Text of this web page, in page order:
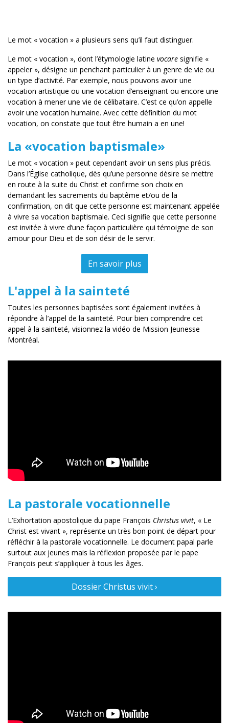
Le mot « vocation » a plusieurs sens qu’il faut distinguer.
Le mot « vocation », dont l’étymologie latine vocare signifie «
appeler », désigne un penchant particulier à un genre de vie ou
un type d’activité. Par exemple, nous pouvons avoir une
vocation artistique ou une vocation d’enseignant ou encore une
vocation à mener une vie de célibataire. C’est ce qu’on appelle
avoir une vocation humaine. Avec cette définition du mot
vocation, on constate que tout être humain a en une!
La «vocation baptismale»
Le mot « vocation » peut cependant avoir un sens plus précis.
Dans l’Église catholique, dès qu’une personne désire se mettre
en route à la suite du Christ et confirme son choix en
demandant les sacrements du baptême et/ou de la
confirmation, on dit que cette personne est maintenant appelée
à vivre sa vocation baptismale. Ceci signifie que cette personne
est invitée à vivre d’une façon particulière qui témoigne de son
amour pour Dieu et de son désir de le servir.
En savoir plus
L'appel à la sainteté
Toutes les personnes baptisées sont également invitées à
répondre à l’appel de la sainteté. Pour bien comprendre cet
appel à la sainteté, visionnez la vidéo de Mission Jeunesse
Montréal.
La pastorale vocationnelle
L’Exhortation apostolique du pape François Christus vivit, « Le
Christ est vivant », représente un très bon point de départ pour
réfléchir à la pastorale vocationnelle. Le document papal parle
surtout aux jeunes mais la réflexion proposée par le pape
François peut s’appliquer à tous les âges.
Dossier Christus vivit ›